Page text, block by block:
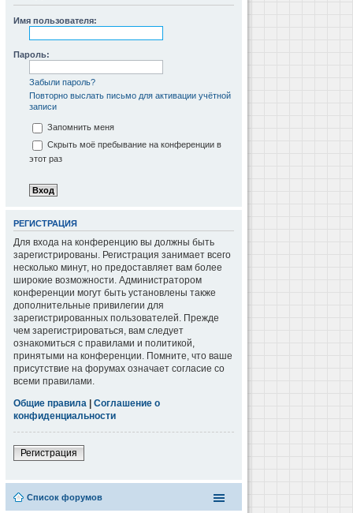
Имя пользователя:
Пароль:
Забыли пароль?
Повторно выслать письмо для активации учётной
записи
Запомнить меня
Скрыть моё пребывание на конференции в
этот раз
РЕГИСТРАЦИЯ
Для входа на конференцию вы должны быть
зарегистрированы. Регистрация занимает всего
несколько минут, но предоставляет вам более
широкие возможности. Администратором
конференции могут быть установлены также
дополнительные привилегии для
зарегистрированных пользователей. Прежде
чем зарегистрироваться, вам следует
ознакомиться с правилами и политикой,
принятыми на конференции. Помните, что ваше
присутствие на форумах означает согласие со
всеми правилами.
Общие правила | Соглашение о
конфиденциальности
Регистрация
Список форумов